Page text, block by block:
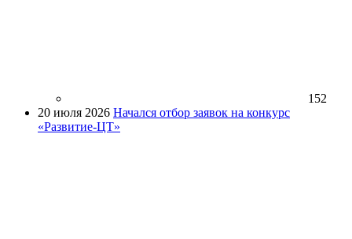
152
20 июля 2026 Начался отбор заявок на конкурс
«Развитие-ЦТ»